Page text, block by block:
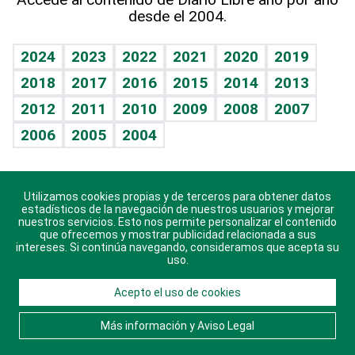
Vida y familia
Eñe
Celebrando la vida
Sin complejos
En pocas palabras
Escuchando al corazón
Economía Personal
TBT Deportivo
Guía del dinero
Horóscopos
Crucigramas
desde el 2004.
2024 2023 2022 2021 2020
2019
2018
2017 2016 2015 2014
2013
2012
2011 2010 2009 2008
2007
2006
2005 2004
Descarga nuestras aplicaciones para Android, iOS y
sistema Huawei.
© 2021 Diario Libre, todos los derechos reservados.
Consulta elAviso Legal. Ponte en Contacto
nosotros y conoce más sobre Diario Libre
Utilizamos cookies propias y de terceros para obtener datos
estadísticos de la navegación de nuestros usuarios y mejorar
nuestros servicios. Esto nos permite personalizar el contenido
que ofrecemos y mostrar publicidad relacionada a sus
intereses. Si continúa navegando, consideramos que acepta su
uso.
Acepto el uso de cookies
Más información y Aviso Legal